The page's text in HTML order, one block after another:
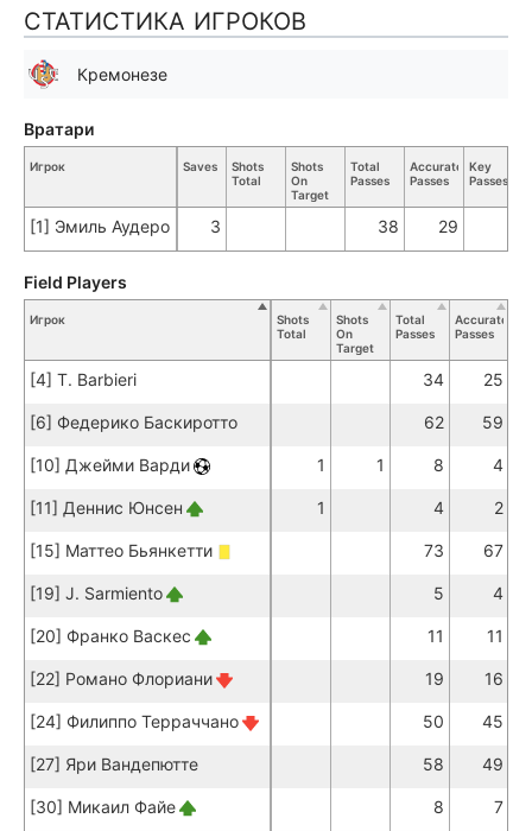
СТАТИСТИКА ИГРОКОВ
Кремонезе
Игрок Saves
Shots
Total
Shots
On
Target
Total
Passes
Accurate
Passes
Key
Passes
[1] Эмиль Аудеро 3 38 29
Вратари
Игрок
Shots
Total
Shots
On
Target
Total
Passes
Accurate
Passes
[4] T. Barbieri 34 25
[6] Федерико Баскиротто 62 59
[10] Джейми Варди 1 1 8 4
[11] Деннис Юнсен 1 4 2
[15] Маттео Бьянкетти 73 67
[19] J. Sarmiento 5 4
[20] Франко Васкес 11 11
[22] Романо Флориани 19 16
[24] Филиппо Терраччано 50 45
[27] Яри Вандепютте 58 49
[30] Микаил Файе 8 7
Field Players